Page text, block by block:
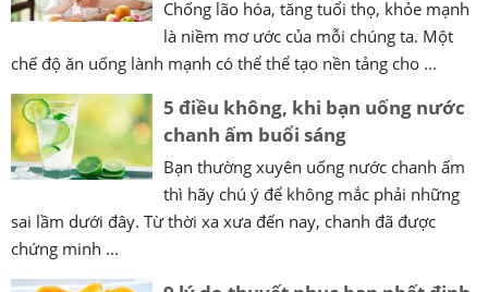
Chống lão hóa, tăng tuổi thọ, khỏe mạnh
là niềm mơ ước của mỗi chúng ta. Một
chế độ ăn uống lành mạnh có thể thể tạo nền tảng cho ...
5 điều không, khi bạn uống nước
chanh ấm buổi sáng
Bạn thường xuyên uống nước chanh ấm
thì hãy chú ý để không mắc phải những
sai lầm dưới đây. Từ thời xa xưa đến nay, chanh đã được
chứng minh ...